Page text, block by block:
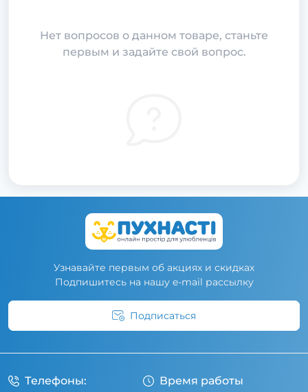
Нет вопросов о данном товаре, станьте
первым и задайте свой вопрос.
Узнавайте первым об акциях и скидках
Подпишитесь на нашу e-mail рассылку
Подписаться
Телефоны: Время работы